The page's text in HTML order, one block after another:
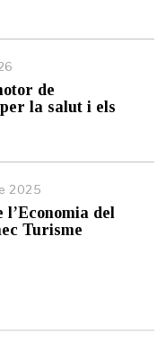
d
e
f
r
r
d
e
de
la salut i els
2025
del
Turisme